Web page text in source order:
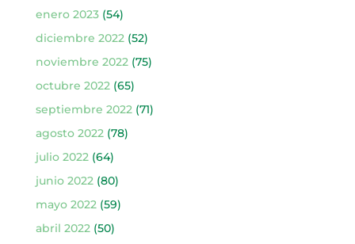
enero 2023(54)
diciembre 2022(52)
noviembre 2022(75)
octubre 2022(65)
septiembre 2022(71)
agosto 2022(78)
julio 2022(64)
junio 2022(80)
mayo 2022(59)
abril 2022(50)